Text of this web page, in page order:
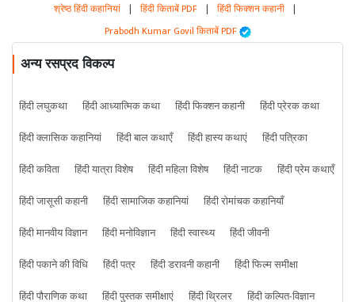
श्रेष्ठ हिंदी कहानियां | हिंदी किताबें PDF | हिंदी फिक्शन कहानी |
Prabodh Kumar Govil किताबें PDF
अन्य रसप्रद विकल्प
हिंदी लघुकथा हिंदी आध्यात्मिक कथा हिंदी फिक्शन कहानी
हिंदी प्रेरक कथा
हिंदी क्लासिक कहानियां
हिंदी बाल कथाएँ हिंदी हास्य कथाएं
हिंदी पत्रिका
हिंदी कविता
हिंदी यात्रा विशेष हिंदी महिला विशेष हिंदी नाटक
हिंदी प्रेम कथाएँ
हिंदी जासूसी कहानी
हिंदी सामाजिक कहानियां
हिंदी रोमांचक कहानियाँ
हिंदी मानवीय विज्ञान
हिंदी मनोविज्ञान हिंदी स्वास्थ्य
हिंदी जीवनी
हिंदी पकाने की विधि
हिंदी पत्र हिंदी डरावनी कहानी
हिंदी फिल्म समीक्षा
हिंदी पौराणिक कथा
हिंदी पुस्तक समीक्षाएं हिंदी थ्रिलर हिंदी कल्पित-विज्ञान